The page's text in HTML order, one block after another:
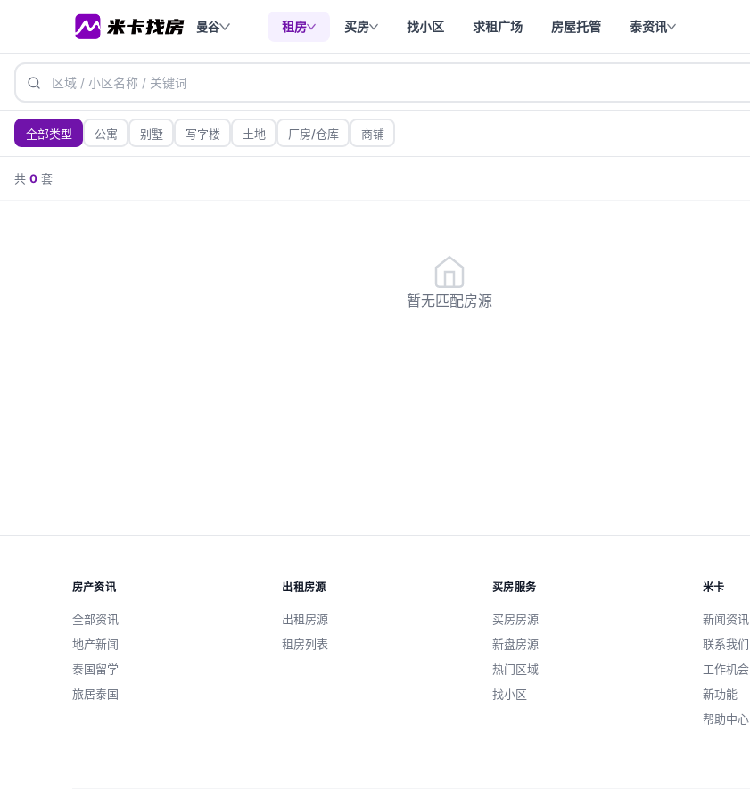
曼谷 租房 买房 找小区 求租广场 房屋托管 泰资讯
全部类型 公寓 别墅 写字楼 土地 厂房/仓库 商铺
价格
—
共 0 套
暂无匹配房源
房产资讯
全部资讯
地产新闻
泰国留学
旅居泰国
出租房源
出租房源
租房列表
买房服务
买房房源
新盘房源
热门区域
找小区
米卡
新闻资讯
联系我们
工作机会
新功能
帮助中心